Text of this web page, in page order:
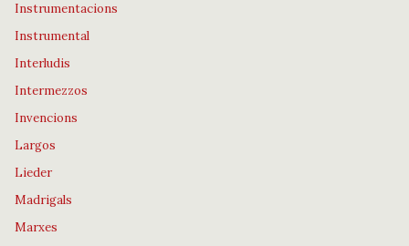
Instrumentacions
Instrumental
Interludis
Intermezzos
Invencions
Largos
Lieder
Madrigals
Marxes